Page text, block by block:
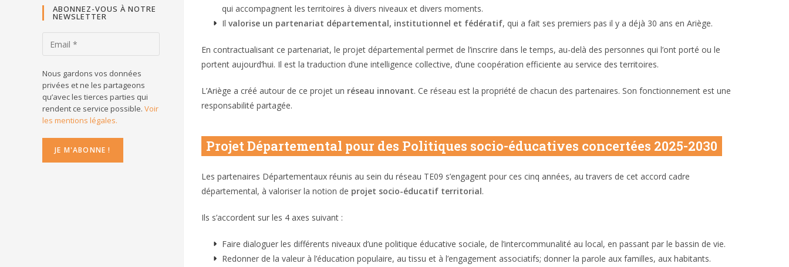
qui accompagnent les territoires à divers niveaux et divers moments.
Il valorise un partenariat départemental, institutionnel et fédératif, qui a fait ses premiers pas il y a déjà 30 ans en Ariège.
En contractualisant ce partenariat, le projet départemental permet de l’inscrire dans le temps, au-delà des personnes qui l’ont porté ou le
portent aujourd’hui. Il est la traduction d’une intelligence collective, d’une coopération efficiente au service des territoires.
L’Ariège a créé autour de ce projet un réseau innovant. Ce réseau est la propriété de chacun des partenaires. Son fonctionnement est une
responsabilité partagée.
Projet Départemental pour des Politiques socio-éducatives concertées 2025-2030
Les partenaires Départementaux réunis au sein du réseau TE09 s’engagent pour ces cinq années, au travers de cet accord cadre
départemental, à valoriser la notion de projet socio-éducatif territorial.
Ils s’accordent sur les 4 axes suivant :
Faire dialoguer les différents niveaux d’une politique éducative sociale, de l’intercommunalité au local, en passant par le bassin de vie.
Redonner de la valeur à l’éducation populaire, au tissu et à l’engagement associatifs; donner la parole aux familles, aux habitants.
ABONNEZ-VOUS À NOTRE
NEWSLETTER
Nous gardons vos données
privées et ne les partageons
qu’avec les tierces parties qui
rendent ce service possible. Voir
les mentions légales.